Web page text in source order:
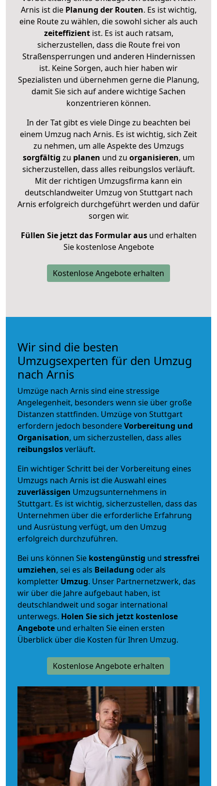
Arnis ist diePlanung der Routen. Es ist wichtig,
eine Route zu wählen, die sowohl sicher als auch
zeiteffizientist. Es ist auch ratsam,
sicherzustellen, dass die Route frei von
Straßensperrungen und anderen Hindernissen
ist. Keine Sorgen, auch hier haben wir
Spezialisten und übernehmen gerne die Planung,
damit Sie sich auf andere wichtige Sachen
konzentrieren können.
In der Tat gibt es viele Dinge zu beachten bei
einem Umzug nach Arnis. Es ist wichtig, sich Zeit
zu nehmen, um alle Aspekte des Umzugs
sorgfältig zu planen und zu organisieren, um
sicherzustellen, dass alles reibungslos verläuft.
Mit der richtigen Umzugsfirma kann ein
deutschlandweiter Umzug von Stuttgart nach
Arnis erfolgreich durchgeführt werden und dafür
sorgen wir.
Füllen Sie jetzt das Formular ausund erhalten
Sie kostenlose Angebote
Kostenlose Angebote erhalten
Wir sind die besten
Umzugsexperten für den Umzug
nach Arnis
Umzüge nach Arnis sind eine stressige
Angelegenheit, besonders wenn sie über große
Distanzen stattfinden. Umzüge von Stuttgart
erfordern jedoch besondereVorbereitung und
Organisation, um sicherzustellen, dass alles
reibungslosverläuft.
Ein wichtiger Schritt bei der Vorbereitung eines
Umzugs nach Arnis ist die Auswahl eines
zuverlässigen Umzugsunternehmens in
Stuttgart. Es ist wichtig, sicherzustellen, dass das
Unternehmen über die erforderliche Erfahrung
und Ausrüstung verfügt, um den Umzug
erfolgreich durchzuführen.
Bei uns können Sie kostengünstig und stressfrei
umziehen, sei es als Beiladung oder als
kompletter Umzug. Unser Partnernetzwerk, das
wir über die Jahre aufgebaut haben, ist
deutschlandweit und sogar international
unterwegs. Holen Sie sich jetzt kostenlose
Angebote und erhalten Sie einen ersten
Überblick über die Kosten für Ihren Umzug.
Kostenlose Angebote erhalten